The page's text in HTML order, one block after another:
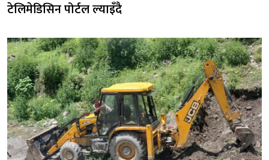
टेलिमेडिसिन पोर्टल ल्याइँदै